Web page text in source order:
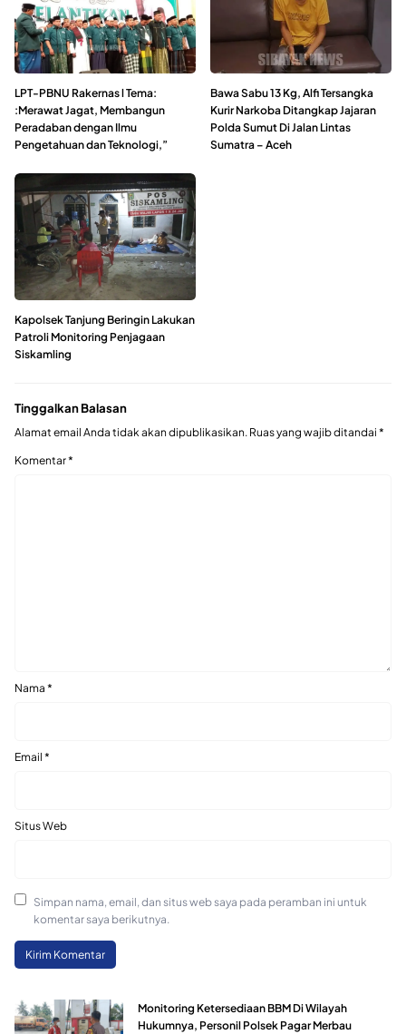
LPT-PBNU Rakernas l Tema:
:Merawat Jagat, Membangun
Peradaban dengan Ilmu
Pengetahuan dan Teknologi,”
Bawa Sabu 13 Kg, Alfi Tersangka
Kurir Narkoba Ditangkap Jajaran
Polda Sumut Di Jalan Lintas
Sumatra – Aceh
Kapolsek Tanjung Beringin Lakukan
Patroli Monitoring Penjagaan
Siskamling
Tinggalkan Balasan
Alamat email Anda tidak akan dipublikasikan. Ruas yang wajib ditandai *
Komentar*
Nama *
Email *
Situs Web
Simpan nama, email, dan situs web saya pada peramban ini untuk
komentar saya berikutnya.
Monitoring Ketersediaan BBM Di Wilayah
Hukumnya, Personil Polsek Pagar Merbau